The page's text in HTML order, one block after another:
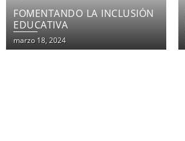
PROGRAMAS DE BECAS EN EL
INSTITUTO
marzo 21, 2024